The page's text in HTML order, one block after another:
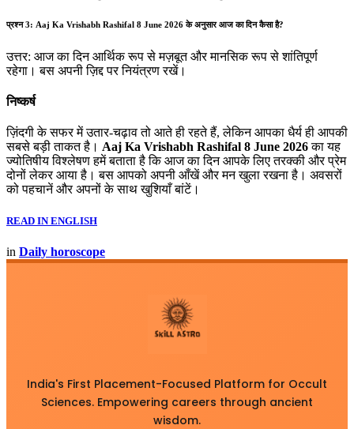
प्रश्न 3: Aaj Ka Vrishabh Rashifal 8 June 2026 के अनुसार आज का दिन कैसा है?
उत्तर: आज का दिन आर्थिक रूप से मज़बूत और मानसिक रूप से शांतिपूर्ण
रहेगा। बस अपनी ज़िद्द पर नियंत्रण रखें।
निष्कर्ष
ज़िंदगी के सफर में उतार-चढ़ाव तो आते ही रहते हैं, लेकिन आपका धैर्य ही आपकी
सबसे बड़ी ताकत है। Aaj Ka Vrishabh Rashifal 8 June 2026का यह
ज्योतिषीय विश्लेषण हमें बताता है कि आज का दिन आपके लिए तरक्की और प्रेम
दोनों लेकर आया है। बस आपको अपनी आँखें और मन खुला रखना है। अवसरों
को पहचानें और अपनों के साथ खुशियाँ बांटें।
READ IN ENGLISH
in Daily horoscope
India's First Placement-Focused Platform for Occult
Sciences. Empowering careers through ancient
wisdom.